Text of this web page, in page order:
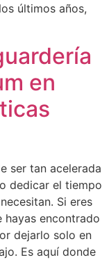
últimos años,
en
ser tan acelerada
dedicar el tiempo
Si eres
hayas encontrado
dejarlo solo en
Es aquí donde